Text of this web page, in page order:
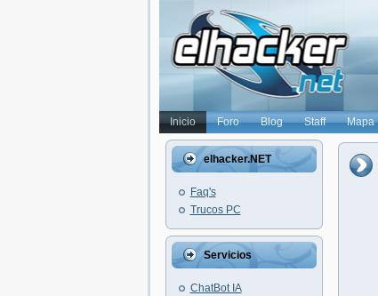
Inicio Foro Blog Staff Mapa
elhacker.NET
Faq's
Trucos PC
Servicios
ChatBot IA